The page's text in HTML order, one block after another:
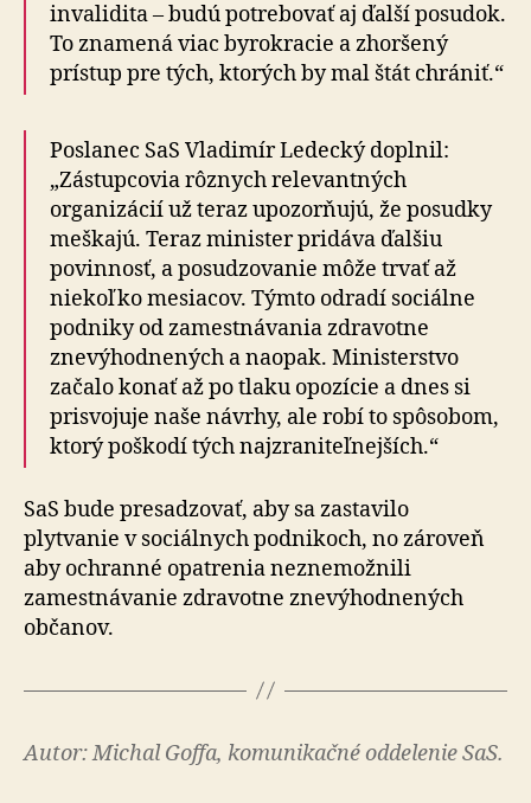
invalidita – budú potrebovať aj ďalší po­su­dok.
To znamená viac byrokracie a zhoršený
prístup pre tých, ktorých by mal štát chrániť.“
Poslanec SaS Vladimír Ledecký doplnil:
„Zástupcovia rôznych relevantných
organizácií už teraz upozorňujú, že posudky
meškajú. Teraz minister pridáva ďalšiu
povinnosť, a posudzovanie môže trvať až
niekoľko me­sia­cov. Týmto odradí sociálne
podniky od za­mes­tná­va­nia zdravotne
znevýhodnených a naopak. Ministerstvo
začalo konať až po tlaku opozície a dnes si
prisvojuje naše návrhy, ale robí to spôsobom,
ktorý poškodí tých najzraniteľnejších.“
SaS bude presadzovať, aby sa zastavilo
plytvanie v so­ci­ál­nych podnikoch, no zároveň
aby ochranné opatrenia ne­zne­mož­ni­li
zamestnávanie zdravotne znevýhodnených
občanov.
Autor: Michal Goffa, komunikačné oddelenie SaS.